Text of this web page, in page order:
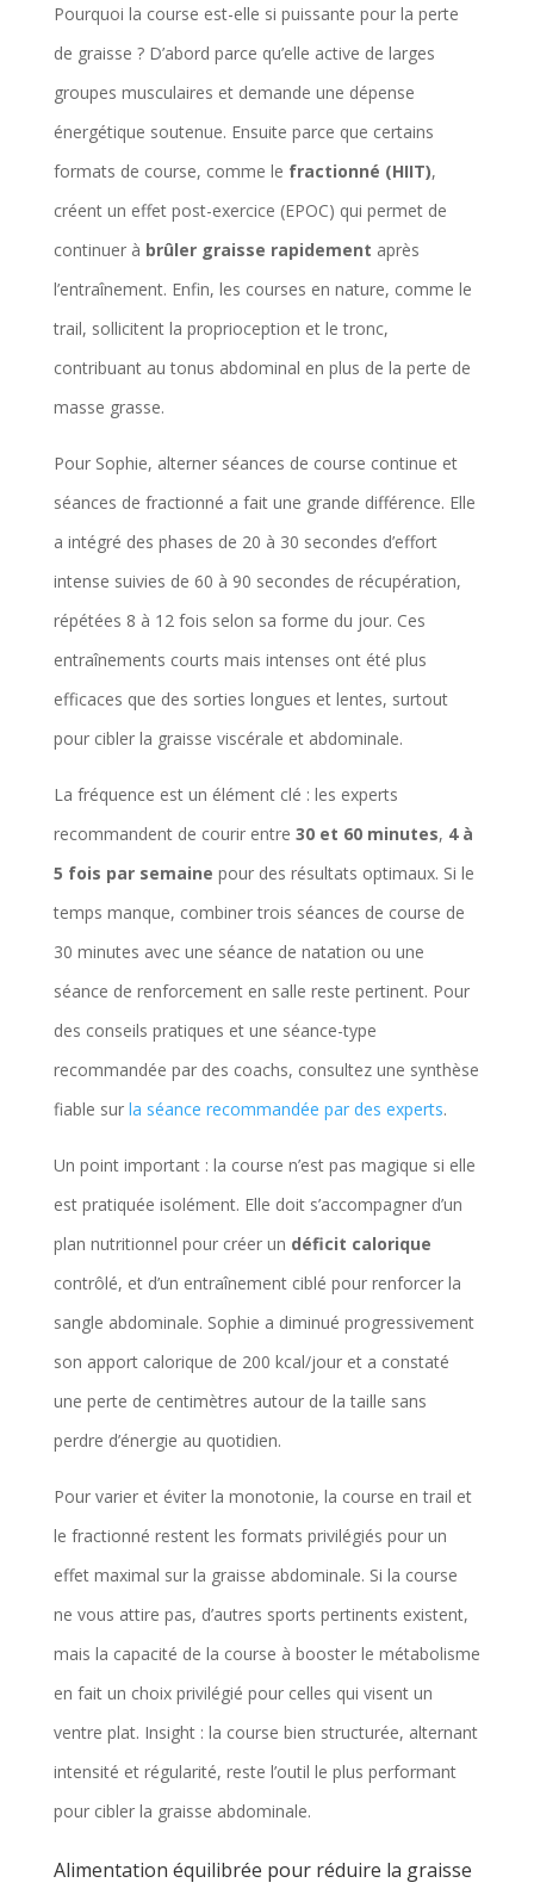
Pourquoi la course est-elle si puissante pour la perte
de graisse ? D’abord parce qu’elle active de larges
groupes musculaires et demande une dépense
énergétique soutenue. Ensuite parce que certains
formats de course, comme le fractionné (HIIT),
créent un effet post-exercice (EPOC) qui permet de
continuer à brûler graisse rapidement après
l’entraînement. Enfin, les courses en nature, comme le
trail, sollicitent la proprioception et le tronc,
contribuant au tonus abdominal en plus de la perte de
masse grasse.
Pour Sophie, alterner séances de course continue et
séances de fractionné a fait une grande différence. Elle
a intégré des phases de 20 à 30 secondes d’effort
intense suivies de 60 à 90 secondes de récupération,
répétées 8 à 12 fois selon sa forme du jour. Ces
entraînements courts mais intenses ont été plus
efficaces que des sorties longues et lentes, surtout
pour cibler la graisse viscérale et abdominale.
La fréquence est un élément clé : les experts
recommandent de courir entre 30 et 60 minutes, 4 à
5 fois par semaine pour des résultats optimaux. Si le
temps manque, combiner trois séances de course de
30 minutes avec une séance de natation ou une
séance de renforcement en salle reste pertinent. Pour
des conseils pratiques et une séance-type
recommandée par des coachs, consultez une synthèse
fiable sur la séance recommandée par des experts.
Un point important : la course n’est pas magique si elle
est pratiquée isolément. Elle doit s’accompagner d’un
plan nutritionnel pour créer un déficit calorique
contrôlé, et d’un entraînement ciblé pour renforcer la
sangle abdominale. Sophie a diminué progressivement
son apport calorique de 200 kcal/jour et a constaté
une perte de centimètres autour de la taille sans
perdre d’énergie au quotidien.
Pour varier et éviter la monotonie, la course en trail et
le fractionné restent les formats privilégiés pour un
effet maximal sur la graisse abdominale. Si la course
ne vous attire pas, d’autres sports pertinents existent,
mais la capacité de la course à booster le métabolisme
en fait un choix privilégié pour celles qui visent un
ventre plat. Insight : la course bien structurée, alternant
intensité et régularité, reste l’outil le plus performant
pour cibler la graisse abdominale.
Alimentation équilibrée pour réduire la graisse